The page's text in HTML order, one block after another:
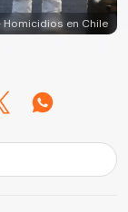
Homicidios en Chile